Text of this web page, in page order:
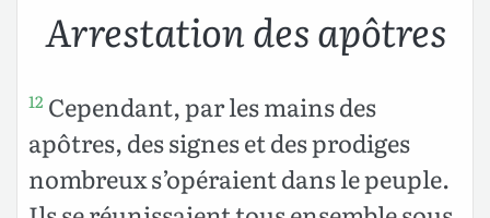
Arrestation des apôtres
12 Cependant, par les mains des
apôtres, des signes et des prodiges
nombreux s’opéraient dans le peuple.